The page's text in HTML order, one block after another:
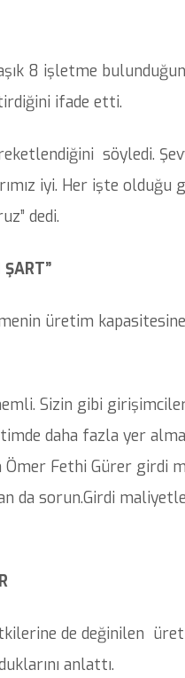
8 işletme
ifade etti.
söyledi.
iyi. Her işte olduğu
dedi.
ŞART”
üretim
Sizin gibi
daha fazla yer
Fethi Gürer girdi
da sorun.Girdi
de değinilen
anlattı.